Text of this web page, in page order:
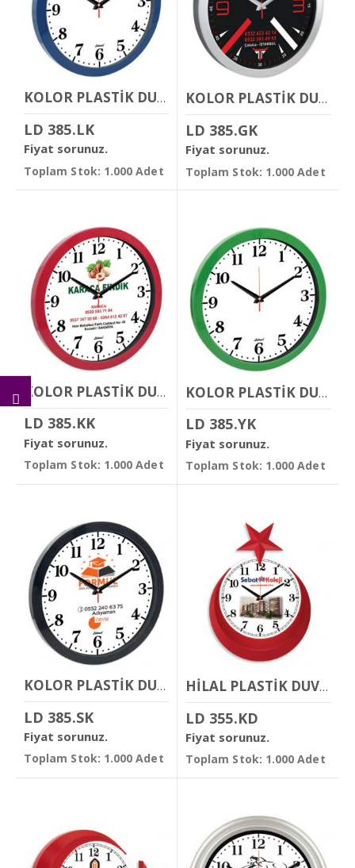
KOLOR PLASTİK DUVAR SAATİ
LD 385.LK
Fiyat sorunuz.
Toplam Stok: 1.000 Adet
KOLOR PLASTİK DUVAR SAATİ
LD 385.GK
Fiyat sorunuz.
Toplam Stok: 1.000 Adet
KOLOR PLASTİK DUVAR SAATİ
LD 385.KK
Fiyat sorunuz.
Toplam Stok: 1.000 Adet
KOLOR PLASTİK DUVAR SAATİ
LD 385.YK
Fiyat sorunuz.
Toplam Stok: 1.000 Adet
KOLOR PLASTİK DUVAR SAATİ
LD 385.SK
Fiyat sorunuz.
Toplam Stok: 1.000 Adet
HİLAL PLASTİK DUVAR SAATİ
LD 355.KD
Fiyat sorunuz.
Toplam Stok: 1.000 Adet